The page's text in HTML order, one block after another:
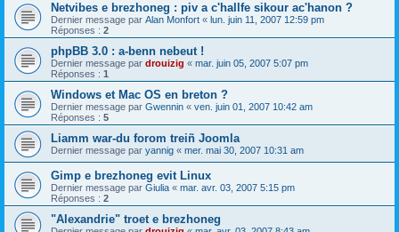
Netvibes e brezhoneg : piv a c'hallfe sikour ac'hanon ?
Dernier message par Alan Monfort « lun. juin 11, 2007 12:59 pm
Réponses : 2
phpBB 3.0 : a-benn nebeut !
Dernier message par drouizig « mar. juin 05, 2007 5:07 pm
Réponses : 1
Windows et Mac OS en breton ?
Dernier message par Gwennin « ven. juin 01, 2007 10:42 am
Réponses : 5
Liamm war-du forom treiñ Joomla
Dernier message par yannig « mer. mai 30, 2007 10:31 am
Gimp e brezhoneg evit Linux
Dernier message par Giulia « mar. avr. 03, 2007 5:15 pm
Réponses : 2
"Alexandrie" troet e brezhoneg